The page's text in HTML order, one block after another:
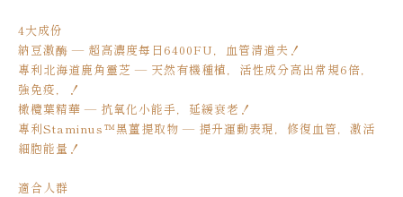
4大成份
納豆激酶 — 超高濃度每日6400FU，血管清道夫！
專利北海道鹿角靈芝 — 天然有機種植，活性成分高出常規6倍，
強免疫，！
橄欖葉精華 — 抗氧化小能手，延緩衰老！
專利Staminus™黑薑提取物 — 提升運動表現，修復血管，激活
細胞能量！
適合人群